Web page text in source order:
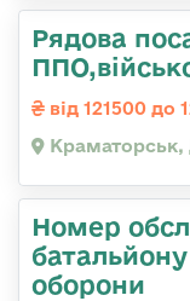
Рядова
від 121500 до
Краматорськ,
Номер
оборони